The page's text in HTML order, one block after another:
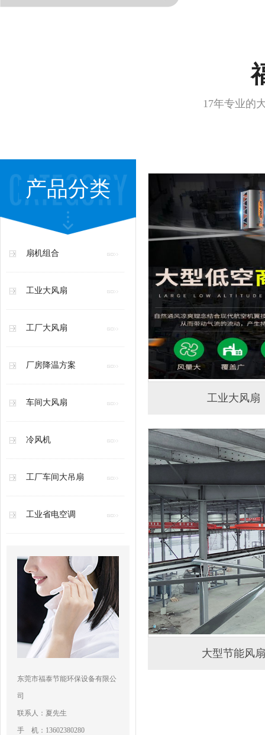
17年专业的
产品分类
扇机组合
工业大风扇
工厂大风扇
厂房降温方案
车间大风扇
冷风机
工厂车间大吊扇
工业省电空调
东莞市福泰节能环保设备有限公
司
联系人：夏先生
手 机：13602380280
工业大风扇
大型节能风扇